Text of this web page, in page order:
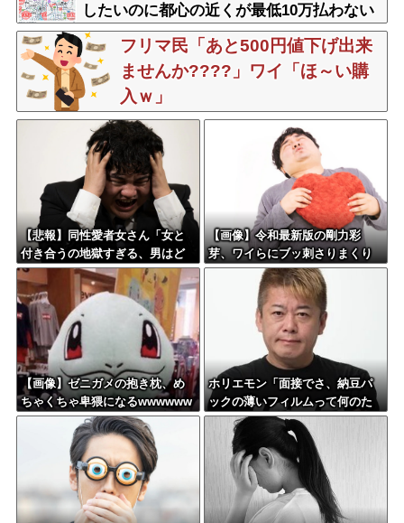
したいのに都心の近くが最低10万払わない
と住めないの」
フリマ民「あと500円値下げ出来
ませんか????」ワイ「ほ～い購
入ｗ」
【悲報】同性愛者女さん「女と
付き合うの地獄すぎる、男はど
うやって耐えてんの？」←コレ
は同意せざるおえないと話題に
【画像】令和最新版の剛力彩
芽、ワイらにブッ刺さりまくり
と話題にw w w w w w w w w w
【画像】ゼニガメの抱き枕、め
ちゃくちゃ卑猥になるwwwwww
w
ホリエモン「面接でさ、納豆パ
ックの薄いフィルムって何のた
めに入っていの？って聞くわ